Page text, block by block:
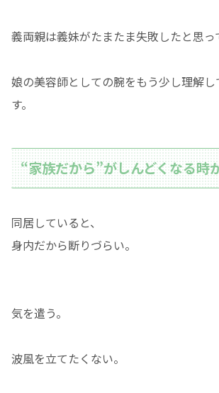
義両親は義妹がたまたま失敗したと思っ
娘の美容師としての腕をもう少し理解
す。
“家族だから”がしんどくなる時
同居していると、
身内だから断りづらい。
気を遣う。
波風を立てたくない。